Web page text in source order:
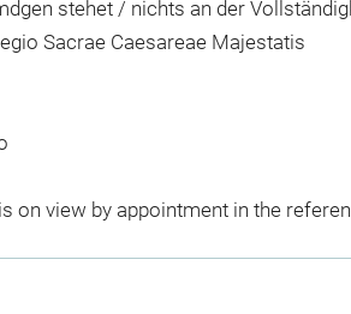
stehet / nichts an der
Sacrae Caesareae Majestatis
on view by appointment in the